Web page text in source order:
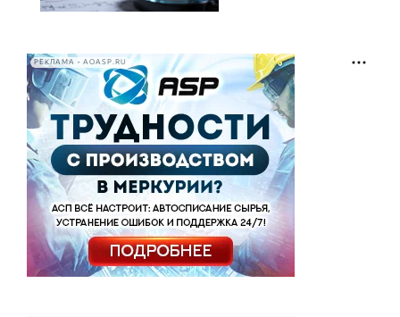
РЕКЛАМА • AOASP.RU